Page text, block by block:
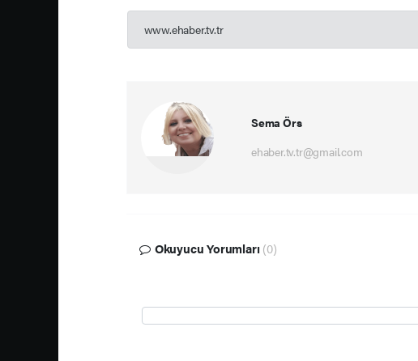
www.ehaber.tv.tr
Sema Örs
ehaber.tv.tr@gmail.com
Okuyucu Yorumları (0)